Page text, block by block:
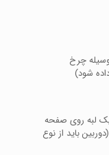
چرخ
شود)
لبه روی صفحه
باید از نوع